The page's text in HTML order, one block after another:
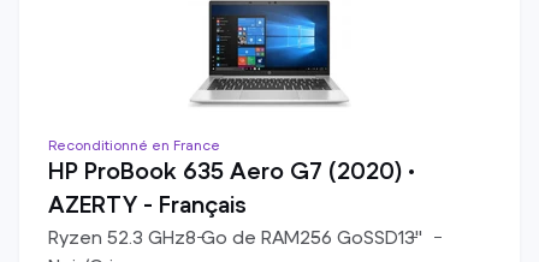
Reconditionné en France
HP ProBook 635 Aero G7 (2020) •
AZERTY - Français
Ryzen 52.3 GHz8Go de RAM256 GoSSD13"